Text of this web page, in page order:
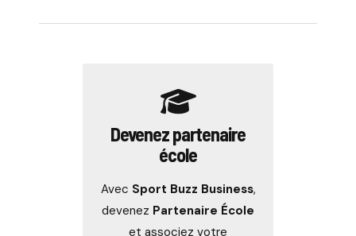
Devenez partenaire
école
Avec Sport Buzz Business,
devenez Partenaire École
et associez votre